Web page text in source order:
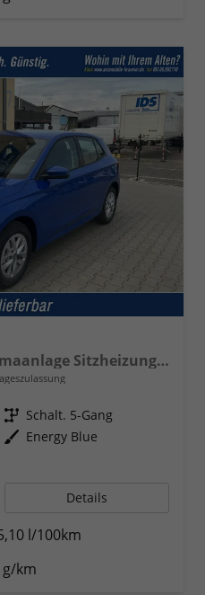
Classic 5J. Garantie Klimaanlage Sitzheizung vorn Virtuelles Cockpit Kamera PDC v+h
Getriebe Schalt. 5-Gang
Außenfarbe Energy Blue
Details
l/100km
g/km